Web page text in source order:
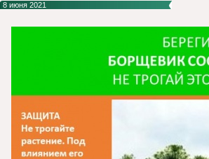
8 июня 2021